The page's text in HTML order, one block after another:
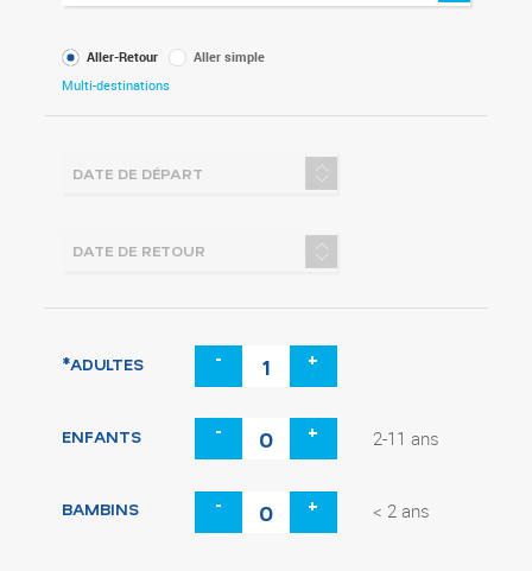
Type
de
Aller-Retour
Aller simple
Multi-destinations
*ADULTES - +
ENFANTS - + 2-11 ans
BAMBINS - + < 2 ans